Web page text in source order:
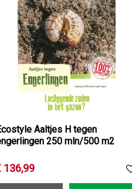
Aaltjes H tegen
250 mln/500 m2
136,99